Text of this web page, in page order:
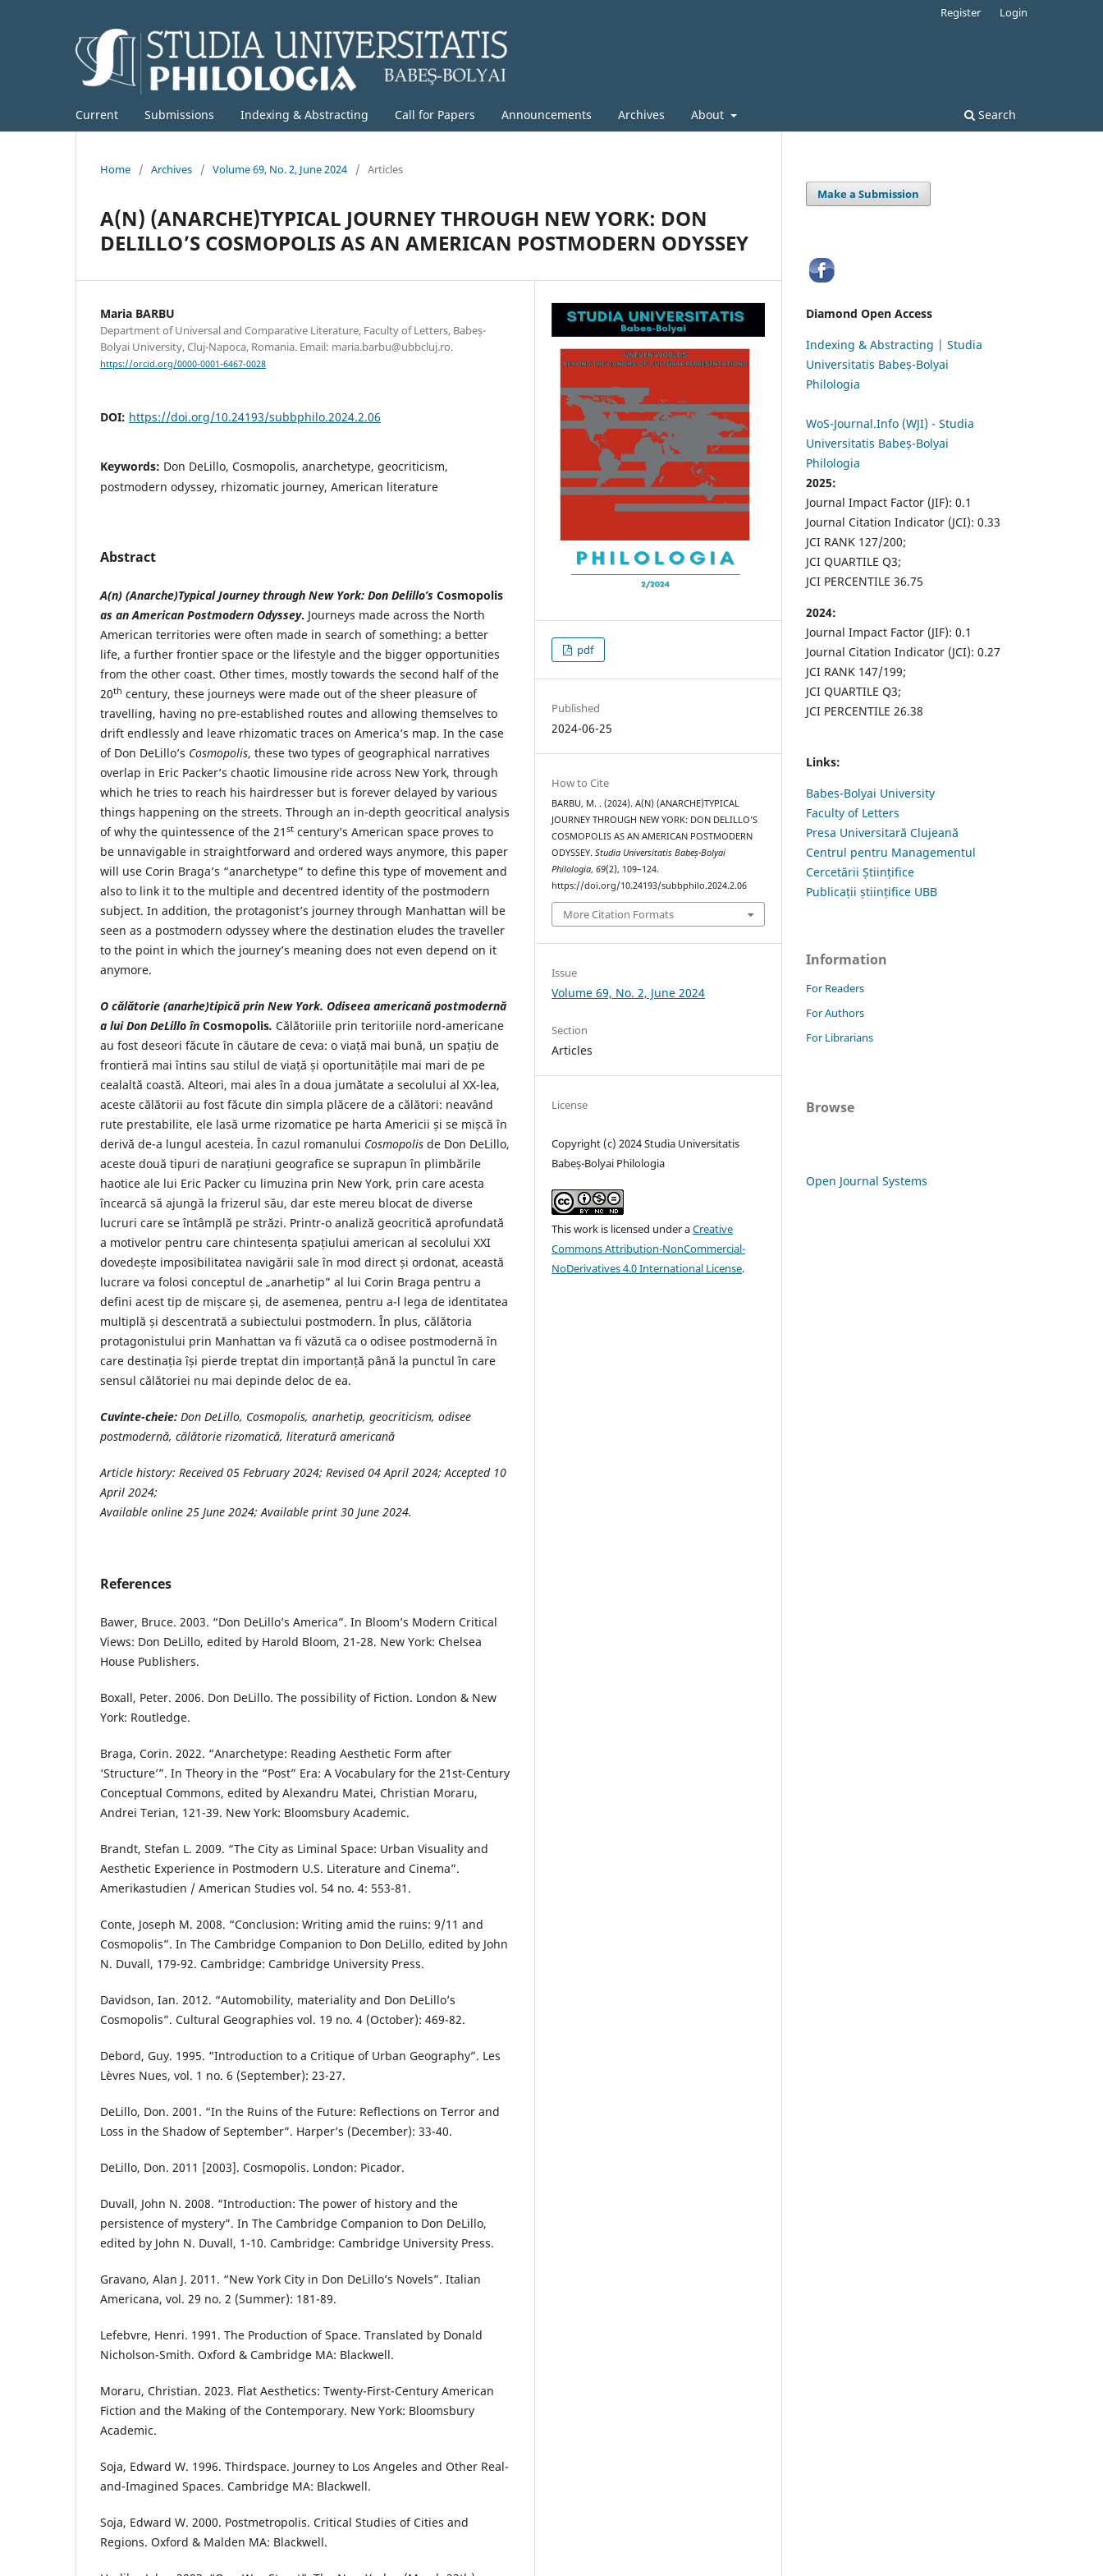
Current Submissions Indexing & Abstracting Call for Papers Announcements Archives About Search
Register Login
Home / Archives / Volume 69, No. 2, June 2024 / Articles
A(N) (ANARCHE)TYPICAL JOURNEY THROUGH NEW YORK: DON
DELILLO’S COSMOPOLIS AS AN AMERICAN POSTMODERN ODYSSEY
Maria BARBU
Department of Universal and Comparative Literature, Faculty of Letters, Babeș-
Bolyai University, Cluj-Napoca, Romania. Email: maria.barbu@ubbcluj.ro.
https://orcid.org/0000-0001-6467-0028
DOI: https://doi.org/10.24193/subbphilo.2024.2.06
Keywords: Don DeLillo, Cosmopolis, anarchetype, geocriticism,
postmodern odyssey, rhizomatic journey, American literature
Abstract
A(n) (Anarche)Typical Journey through New York: Don Delillo’s Cosmopolis
as an American Postmodern Odyssey. Journeys made across the North
American territories were often made in search of something: a better
life, a further frontier space or the lifestyle and the bigger opportunities
from the other coast. Other times, mostly towards the second half of the
20th century, these journeys were made out of the sheer pleasure of
travelling, having no pre-established routes and allowing themselves to
drift endlessly and leave rhizomatic traces on America’s map. In the case
of Don DeLillo’s Cosmopolis, these two types of geographical narratives
overlap in Eric Packer’s chaotic limousine ride across New York, through
which he tries to reach his hairdresser but is forever delayed by various
things happening on the streets. Through an in-depth geocritical analysis
of why the quintessence of the 21 st century’s American space proves to
be unnavigable in straightforward and ordered ways anymore, this paper
will use Corin Braga’s “anarchetype” to define this type of movement and
also to link it to the multiple and decentred identity of the postmodern
subject. In addition, the protagonist’s journey through Manhattan will be
seen as a postmodern odyssey where the destination eludes the traveller
to the point in which the journey’s meaning does not even depend on it
anymore.
O călătorie (anarhe)tipică prin New York. Odiseea americană postmodernă
a lui Don DeLillo în Cosmopolis. Călătoriile prin teritoriile nord-americane
au fost deseori făcute în căutare de ceva: o viață mai bună, un spațiu de
frontieră mai întins sau stilul de viață și oportunitățile mai mari de pe
cealaltă coastă. Alteori, mai ales în a doua jumătate a secolului al XX-lea,
aceste călătorii au fost făcute din simpla plăcere de a călători: neavând
rute prestabilite, ele lasă urme rizomatice pe harta Americii și se mișcă în
derivă de-a lungul acesteia. În cazul romanului Cosmopolis de Don DeLillo,
aceste două tipuri de narațiuni geografice se suprapun în plimbările
haotice ale lui Eric Packer cu limuzina prin New York, prin care acesta
încearcă să ajungă la frizerul său, dar este mereu blocat de diverse
lucruri care se întâmplă pe străzi. Printr-o analiză geocritică aprofundată
a motivelor pentru care chintesența spațiului american al secolului XXI
dovedește imposibilitatea navigării sale în mod direct și ordonat, această
lucrare va folosi conceptul de „anarhetip” al lui Corin Braga pentru a
defini acest tip de mișcare și, de asemenea, pentru a-l lega de identitatea
multiplă și descentrată a subiectului postmodern. În plus, călătoria
protagonistului prin Manhattan va fi văzută ca o odisee postmodernă în
care destinația își pierde treptat din importanță până la punctul în care
sensul călătoriei nu mai depinde deloc de ea.
Cuvinte-cheie: Don DeLillo, Cosmopolis, anarhetip, geocriticism, odisee
postmodernă, călătorie rizomatică, literatură americană
Article history: Received 05 February 2024; Revised 04 April 2024; Accepted 10
April 2024;
Available online 25 June 2024; Available print 30 June 2024.
References
Bawer, Bruce. 2003. “Don DeLillo’s America”. In Bloom’s Modern Critical
Views: Don DeLillo, edited by Harold Bloom, 21-28. New York: Chelsea
House Publishers.
Boxall, Peter. 2006. Don DeLillo. The possibility of Fiction. London & New
York: Routledge.
Braga, Corin. 2022. “Anarchetype: Reading Aesthetic Form after
‘Structure’”. In Theory in the “Post” Era: A Vocabulary for the 21st-Century
Conceptual Commons, edited by Alexandru Matei, Christian Moraru,
Andrei Terian, 121-39. New York: Bloomsbury Academic.
Brandt, Stefan L. 2009. “The City as Liminal Space: Urban Visuality and
Aesthetic Experience in Postmodern U.S. Literature and Cinema”.
Amerikastudien / American Studies vol. 54 no. 4: 553-81.
Conte, Joseph M. 2008. “Conclusion: Writing amid the ruins: 9/11 and
Cosmopolis”. In The Cambridge Companion to Don DeLillo, edited by John
N. Duvall, 179-92. Cambridge: Cambridge University Press.
Davidson, Ian. 2012. “Automobility, materiality and Don DeLillo’s
Cosmopolis”. Cultural Geographies vol. 19 no. 4 (October): 469-82.
Debord, Guy. 1995. “Introduction to a Critique of Urban Geography”. Les
Lèvres Nues, vol. 1 no. 6 (September): 23-27.
DeLillo, Don. 2001. “In the Ruins of the Future: Reflections on Terror and
Loss in the Shadow of September”. Harper’s (December): 33-40.
DeLillo, Don. 2011 [2003]. Cosmopolis. London: Picador.
Duvall, John N. 2008. “Introduction: The power of history and the
persistence of mystery”. In The Cambridge Companion to Don DeLillo,
edited by John N. Duvall, 1-10. Cambridge: Cambridge University Press.
Gravano, Alan J. 2011. “New York City in Don DeLillo’s Novels”. Italian
Americana, vol. 29 no. 2 (Summer): 181-89.
Lefebvre, Henri. 1991. The Production of Space. Translated by Donald
Nicholson-Smith. Oxford & Cambridge MA: Blackwell.
Moraru, Christian. 2023. Flat Aesthetics: Twenty-First-Century American
Fiction and the Making of the Contemporary. New York: Bloomsbury
Academic.
Soja, Edward W. 1996. Thirdspace. Journey to Los Angeles and Other Real-
and-Imagined Spaces. Cambridge MA: Blackwell.
Soja, Edward W. 2000. Postmetropolis. Critical Studies of Cities and
Regions. Oxford & Malden MA: Blackwell.
pdf
Published
2024-06-25
How to Cite
BARBU, M. . (2024). A(N) (ANARCHE)TYPICAL
JOURNEY THROUGH NEW YORK: DON DELILLO’S
COSMOPOLIS AS AN AMERICAN POSTMODERN
ODYSSEY.Studia Universitatis Babeș-Bolyai
Philologia,69(2), 109–124.
https://doi.org/10.24193/subbphilo.2024.2.06
More Citation Formats
Issue
Volume 69, No. 2, June 2024
Section
Articles
License
Copyright (c) 2024 Studia Universitatis
Babeș-Bolyai Philologia
This work is licensed under aCreative
Commons Attribution-NonCommercial-
NoDerivatives 4.0 International License.
Make a Submission
Diamond Open Access
Indexing & Abstracting | Studia
Universitatis Babeș-Bolyai
Philologia
WoS-Journal.Info (WJI) - Studia
Universitatis Babeș-Bolyai
Philologia
2025:
Journal Impact Factor (JIF): 0.1
Journal Citation Indicator (JCI): 0.33
JCI RANK 127/200;
JCI QUARTILE Q3;
JCI PERCENTILE 36.75
2024:
Journal Impact Factor (JIF): 0.1
Journal Citation Indicator (JCI): 0.27
JCI RANK 147/199;
JCI QUARTILE Q3;
JCI PERCENTILE 26.38
Links:
Babes-Bolyai University
Faculty of Letters
Presa Universitară Clujeană
Centrul pentru Managementul
Cercetării Științifice
Publicații științifice UBB
Information
For Readers
For Authors
For Librarians
Browse
Open Journal Systems